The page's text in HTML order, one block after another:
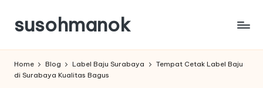
Skip
content
susohmanok
Home Blog Label Baju Surabaya
Tempat Cetak Label Baju
di Surabaya Kualitas Bagus